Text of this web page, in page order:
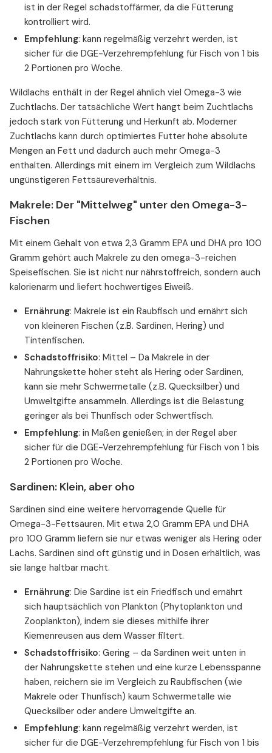
ist in der Regel schadstoffärmer, da die Fütterung
kontrolliert wird.
Empfehlung: kann regelmäßig verzehrt werden, ist
sicher für die DGE-Verzehrempfehlung für Fisch von 1 bis
2 Portionen pro Woche.
Wildlachs enthält in der Regel ähnlich viel Omega-3 wie
Zuchtlachs. Der tatsächliche Wert hängt beim Zuchtlachs
jedoch stark von Fütterung und Herkunft ab. Moderner
Zuchtlachs kann durch optimiertes Futter hohe absolute
Mengen an Fett und dadurch auch mehr Omega-3
enthalten. Allerdings mit einem im Vergleich zum Wildlachs
ungünstigeren Fettsäureverhältnis.
Makrele: Der "Mittelweg" unter den Omega-3-
Fischen
Mit einem Gehalt von etwa 2,3 Gramm EPA und DHA pro 100
Gramm gehört auch Makrele zu den omega-3-reichen
Speisefischen. Sie ist nicht nur nährstoffreich, sondern auch
kalorienarm und liefert hochwertiges Eiweiß.
Ernährung: Makrele ist ein Raubfisch und ernährt sich
von kleineren Fischen (z.B. Sardinen, Hering) und
Tintenfischen.
Schadstoffrisiko: Mittel – Da Makrele in der
Nahrungskette höher steht als Hering oder Sardinen,
kann sie mehr Schwermetalle (z.B. Quecksilber) und
Umweltgifte ansammeln. Allerdings ist die Belastung
geringer als bei Thunfisch oder Schwertfisch.
Empfehlung: in Maßen genießen; in der Regel aber
sicher für die DGE-Verzehrempfehlung für Fisch von 1 bis
2 Portionen pro Woche.
Sardinen: Klein, aber oho
Sardinen sind eine weitere hervorragende Quelle für
Omega-3-Fettsäuren. Mit etwa 2,0 Gramm EPA und DHA
pro 100 Gramm liefern sie nur etwas weniger als Hering oder
Lachs. Sardinen sind oft günstig und in Dosen erhältlich, was
sie lange haltbar macht.
Ernährung: Die Sardine ist ein Friedfisch und ernährt
sich hauptsächlich von Plankton (Phytoplankton und
Zooplankton), indem sie dieses mithilfe ihrer
Kiemenreusen aus dem Wasser filtert.
Schadstoffrisiko: Gering – da Sardinen weit unten in
der Nahrungskette stehen und eine kurze Lebensspanne
haben, reichern sie im Vergleich zu Raubfischen (wie
Makrele oder Thunfisch) kaum Schwermetalle wie
Quecksilber oder andere Umweltgifte an.
Empfehlung: kann regelmäßig verzehrt werden, ist
sicher für die DGE-Verzehrempfehlung für Fisch von 1 bis